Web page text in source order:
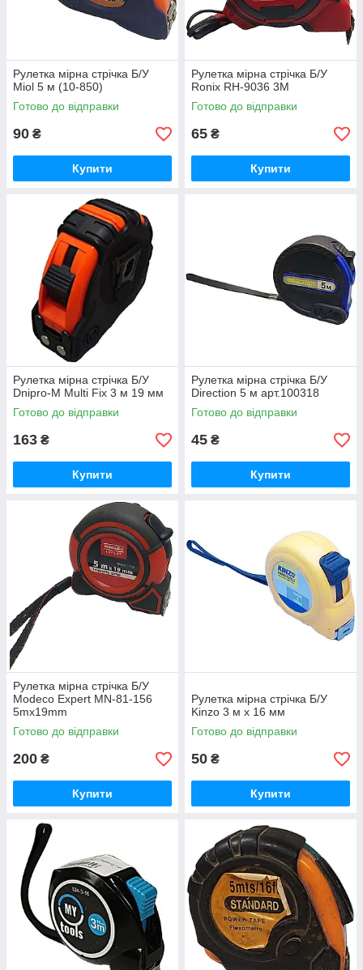
Рулетка мірна стрічка Б/У
Miol 5 м (10-850)
Готово до відправки
90 ₴
Купити
Рулетка мірна стрічка Б/У
Ronix RH-9036 3M
Готово до відправки
65 ₴
Купити
Рулетка мірна стрічка Б/У
Dnipro-M Multi Fix 3 м 19 мм
Готово до відправки
163 ₴
Купити
Рулетка мірна стрічка Б/У
Direction 5 м арт.100318
Готово до відправки
45 ₴
Купити
Рулетка мірна стрічка Б/У
Modeco Expert MN-81-156
5mх19mm
Готово до відправки
200 ₴
Купити
Рулетка мірна стрічка Б/У
Kinzo 3 м х 16 мм
Готово до відправки
50 ₴
Купити